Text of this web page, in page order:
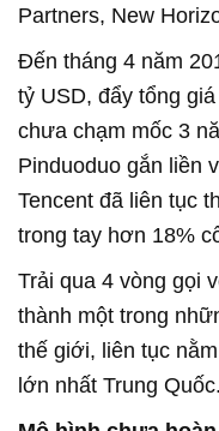
Partners, New
Đến tháng 4 năm
tỷ USD, đẩy tổng
chưa chạm mốc 3
Pinduoduo gắn liền
Tencent đã liên tục
trong tay hơn 18%
Trải qua 4 vòng gọi
thành một trong
thế giới, liên tục
lớn nhất Trung Quốc.